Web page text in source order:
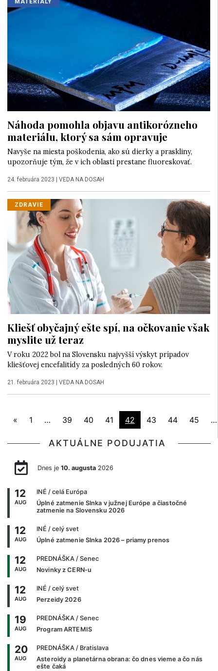
MATERIÁLY
Náhoda pomohla objavu antikorózneho
materiálu, ktorý sa sám opravuje
Navyše na miesta poškodenia, ako sú dierky a praskliny,
upozorňuje tým, že v ich oblasti prestane fluoreskovať.
24. februára 2023 | VEDA NA DOSAH
ZDRAVIE
Kliešť obyčajný ešte spí, na očkovanie však
myslite už teraz
V roku 2022 bol na Slovensku najvyšší výskyt prípadov
kliešťovej encefalitídy za posledných 60 rokov.
21. februára 2023 | VEDA NA DOSAH
« 1 … 39 40 41 42 43 44 45 …
AKTUÁLNE PODUJATIA
Dnes je 10. augusta2026
12
AUG
INÉ / celá Európa
Úplné zatmenie Slnka v južnej Európe a čiastočné
zatmenie na Slovensku 2026
12
AUG
INÉ / celý svet
Úplné zatmenie Slnka 2026 – priamy prenos
12
AUG
PREDNÁŠKA / Senec
Novinky z CERN-u
12
AUG
INÉ / celý svet
Perzeidy 2026
19
AUG
PREDNÁŠKA / Senec
Program ARTEMIS
20
AUG
PREDNÁŠKA / Bratislava
Asteroidy a planetárna obrana: čo dnes vieme a čo nás
ešte čaká